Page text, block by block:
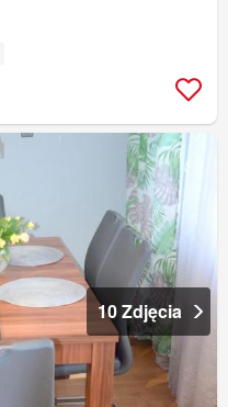
10 Zdjęcia